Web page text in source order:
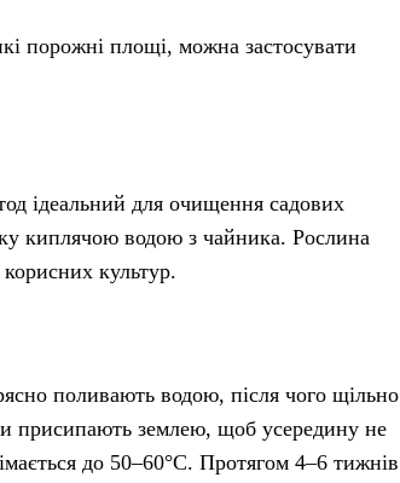
порожні площі, можна застосувати
ідеальний для очищення садових
киплячою водою з чайника. Рослина
культур.
поливають водою, після чого щільно
присипають землею, щоб усередину не
до 50–60°C. Протягом 4–6 тижнів